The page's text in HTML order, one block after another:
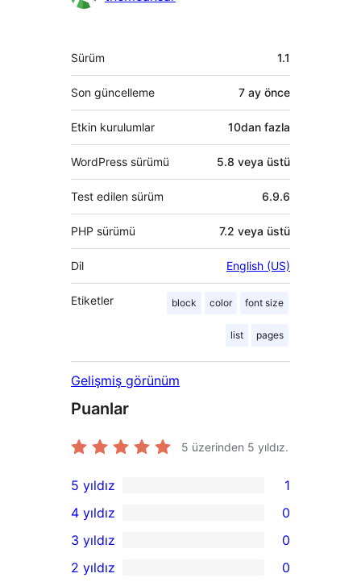
Meta
Sürüm 1.1
Son güncelleme 7 ay önce
Etkin kurulumlar 10dan fazla
WordPress sürümü 5.8 veya üstü
Test edilen sürüm 6.9.6
PHP sürümü 7.2 veya üstü
Dil English (US)
Etiketler block color font size
list pages
Gelişmiş görünüm
Puanlar
5 üzerinden 5 yıldız.
1
5
yıldızlı
inceleme
5 yıldız 1
4
yıldızlı
4 yıldız 0
0
3
3 yıldız 0
2 yıldız 0